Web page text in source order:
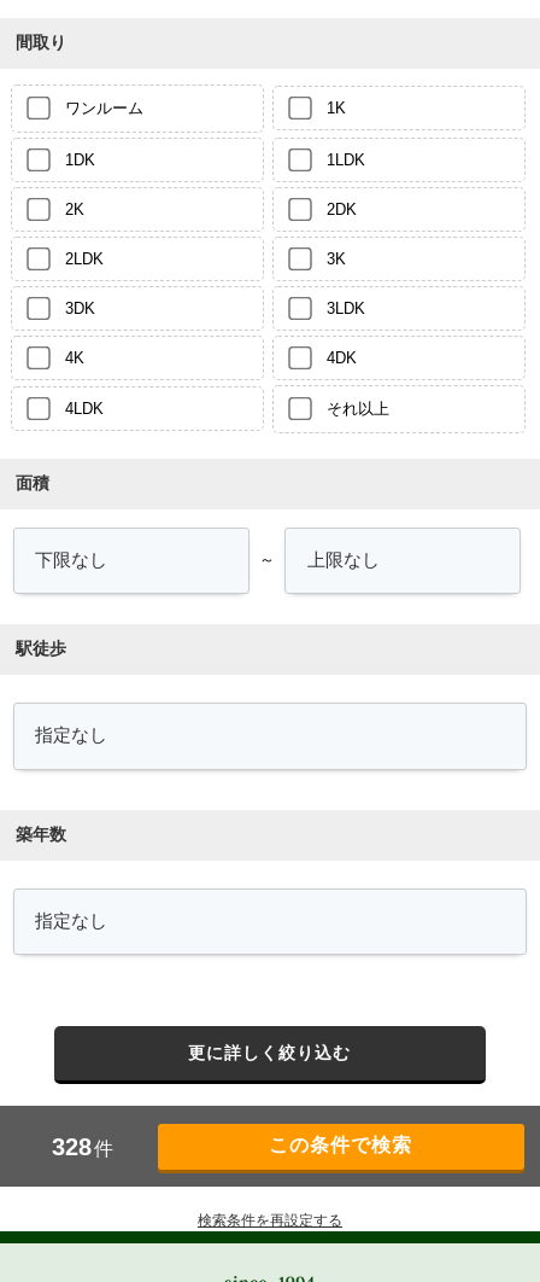
間取り
ワンルーム 1K
1DK 1LDK
2K 2DK
2LDK 3K
3DK 3LDK
4K 4DK
4LDK それ以上
面積
～
駅徒歩
築年数
更に詳しく絞り込む
328件
検索条件を再設定する